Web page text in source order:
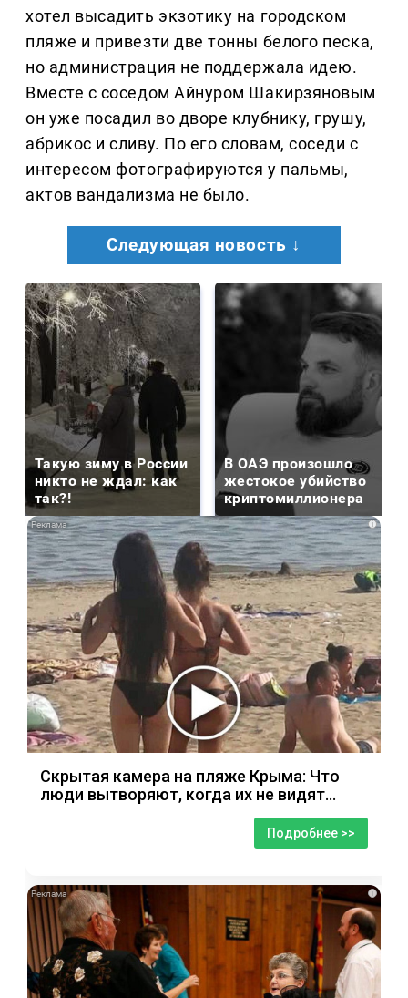
хотел высадить экзотику на городском
пляже и привезти две тонны белого песка,
но администрация не поддержала идею.
Вместе с соседом Айнуром Шакирзяновым
он уже посадил во дворе клубнику, грушу,
абрикос и сливу. По его словам, соседи с
интересом фотографируются у пальмы,
актов вандализма не было.
Следующая новость ↓
Такую зиму в России
никто не ждал: как
так?!
В ОАЭ произошло
жестокое убийство
криптомиллионера
i
Скрытая камера на пляже Крыма: Что
люди вытворяют, когда их не видят...
Подробнее >>
i